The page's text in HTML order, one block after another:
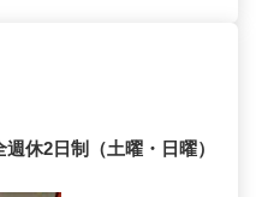
休2日制（土曜・日曜）